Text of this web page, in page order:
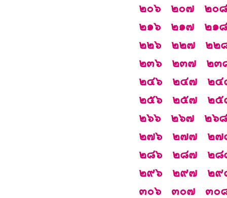
๒๐๖
๒๐๗
๒๐๘
๒๑๖
๒๑๗
๒๑๘
๒๒๖
๒๒๗
๒๒
๒๓๖
๒๓๗
๒๓
๒๔๖
๒๔๗
๒๔
๒๕๖
๒๕๗
๒๕
๒๖๖
๒๖๗
๒๖๘
๒๗๖
๒๗๗
๒๗
๒๘๖
๒๘๗
๒๘
๒๙๖
๒๙๗
๒๙
๓๐๖
๓๐๗ ๓๐